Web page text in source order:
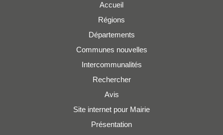
Accueil
Régions
Départements
Communes nouvelles
Intercommunalités
Rechercher
Avis
Site internet pour Mairie
Présentation